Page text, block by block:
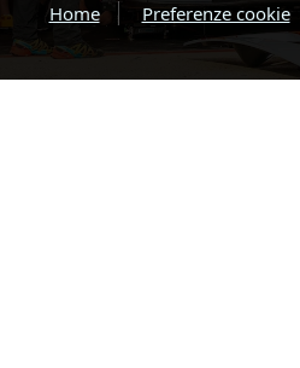
Home Preferenze cookie